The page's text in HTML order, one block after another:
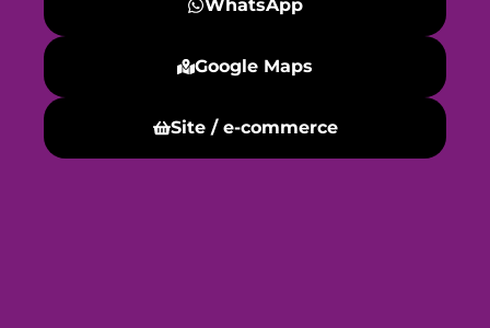
WhatsApp
Google Maps
Site / e-commerce